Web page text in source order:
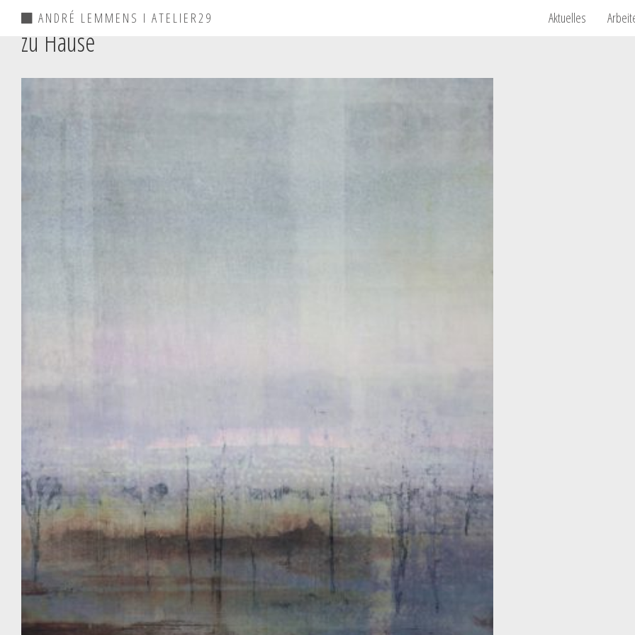
ANDRÉ LEMMENS I ATELIER29 Aktuelles
zu Hause